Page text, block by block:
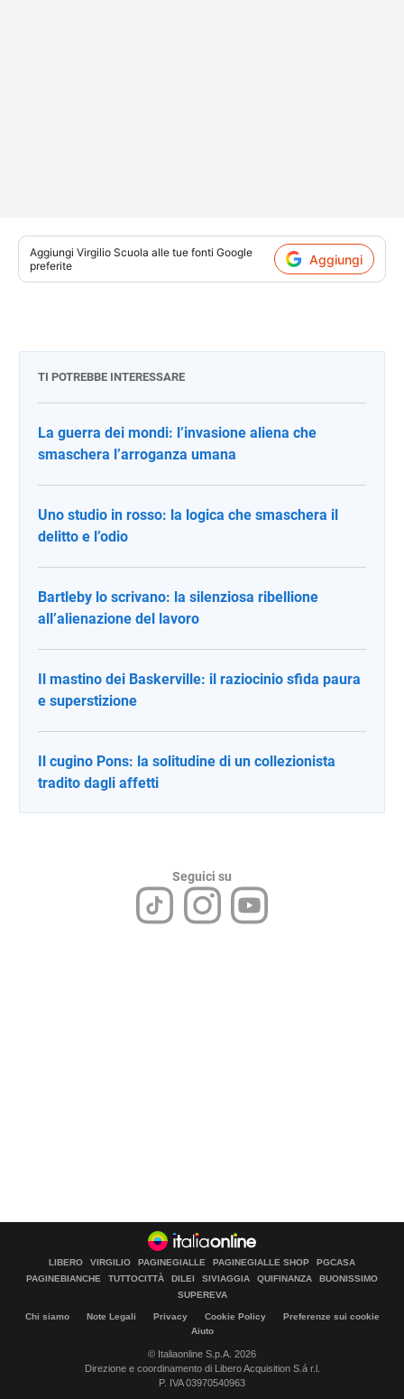
Aggiungi Virgilio Scuola alle tue fonti Google
preferite
Aggiungi
TI POTREBBE INTERESSARE
La guerra dei mondi: l’invasione aliena che
smaschera l’arroganza umana
Uno studio in rosso: la logica che smaschera il
delitto e l’odio
Bartleby lo scrivano: la silenziosa ribellione
all’alienazione del lavoro
Il mastino dei Baskerville: il raziocinio sfida paura
e superstizione
Il cugino Pons: la solitudine di un collezionista
tradito dagli affetti
Seguici su
LIBERO VIRGILIO PAGINEGIALLE PAGINEGIALLE SHOP
PGCASA
PAGINEBIANCHE
TUTTOCITTÀ DILEI SIVIAGGIA QUIFINANZA
BUONISSIMO
SUPEREVA
Chi siamo Note Legali Privacy Cookie Policy
Preferenze sui cookie
Aiuto
© Italiaonline S.p.A. 2026
Direzione e coordinamento di Libero Acquisition S.á r.l.
P. IVA 03970540963